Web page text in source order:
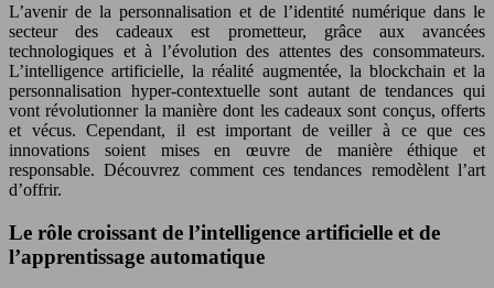
L’avenir de la personnalisation et de l’identité numérique dans le
secteur des cadeaux est prometteur, grâce aux avancées
technologiques et à l’évolution des attentes des consommateurs.
L’intelligence artificielle, la réalité augmentée, la blockchain et la
personnalisation hyper-contextuelle sont autant de tendances qui
vont révolutionner la manière dont les cadeaux sont conçus, offerts
et vécus. Cependant, il est important de veiller à ce que ces
innovations soient mises en œuvre de manière éthique et
responsable. Découvrez comment ces tendances remodèlent l’art
d’offrir.
Le rôle croissant de l’intelligence artificielle et de
l’apprentissage automatique